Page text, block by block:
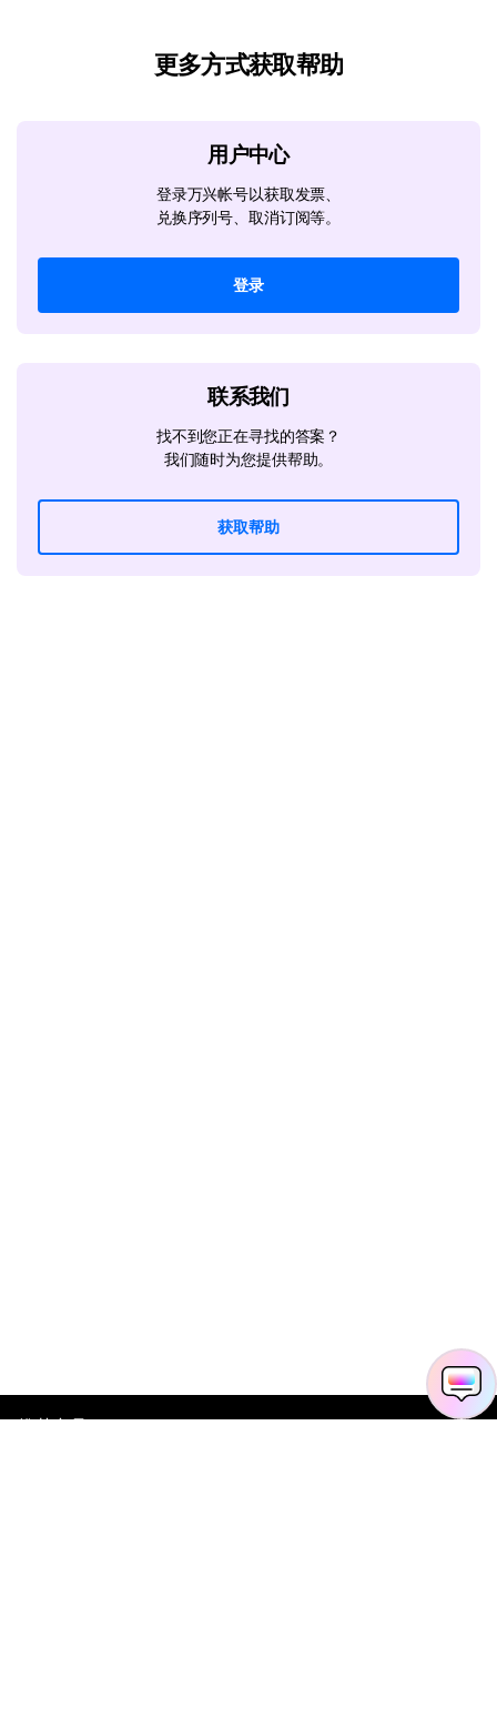
更多方式获取帮助
用户中心
登录万兴帐号以获取发票、
兑换序列号、取消订阅等。
登录
联系我们
找不到您正在寻找的答案？
我们随时为您提供帮助。
获取帮助
推荐产品